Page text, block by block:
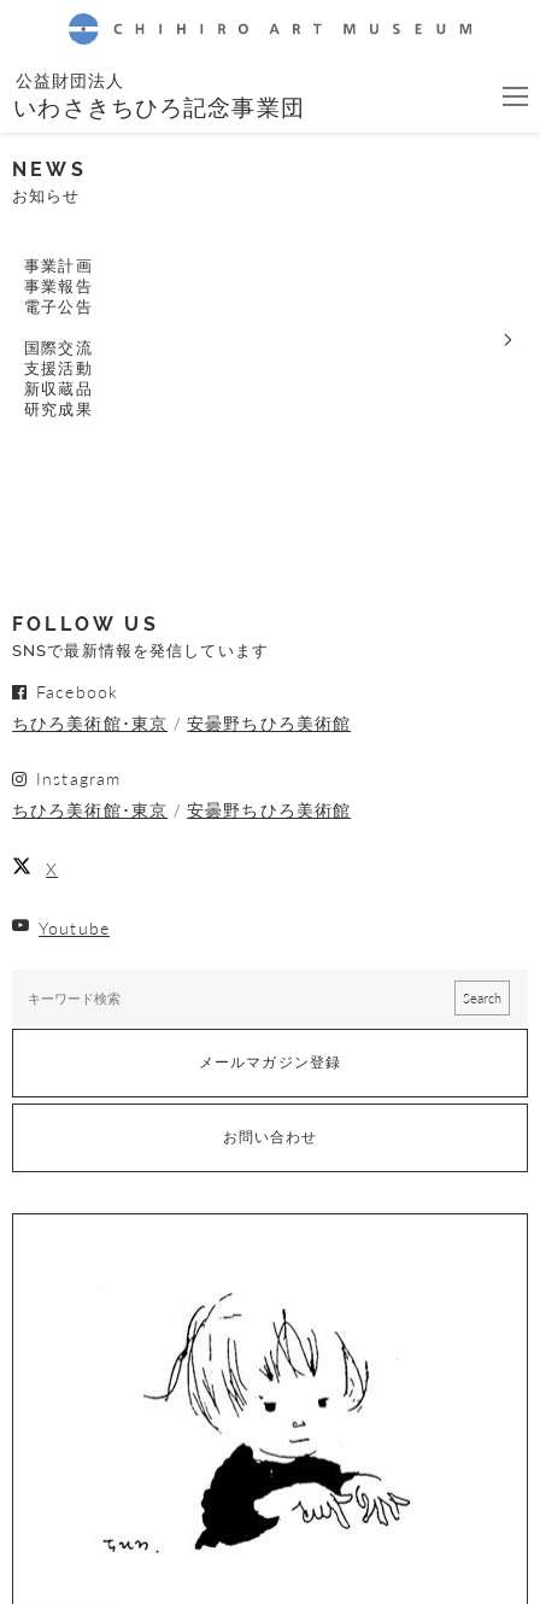
公益財団法人
いわさきちひろ記念事業団
NEWS
お知らせ
事業計画
事業報告
電子公告
国際交流
支援活動
新収蔵品
研究成果
FOLLOW US
SNSで最新情報を発信しています
Facebook
ちひろ美術館･東京
安曇野ちひろ美術館
Instagram
ちひろ美術館･東京
安曇野ちひろ美術館
X
Youtube
メールマガジン登録
お問い合わせ